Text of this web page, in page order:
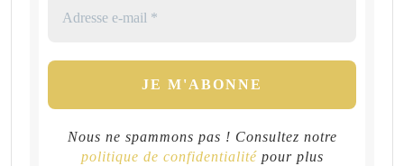
Nous ne spammons pas ! Consultez notre
politique de confidentialitépour plus